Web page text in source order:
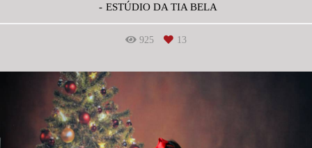
ESTÚDIO DA TIA BELA
925 13